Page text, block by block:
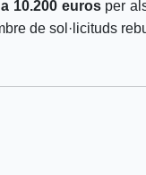
10.200 eurosper
de sol·licituds